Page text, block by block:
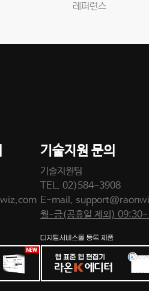
레퍼런스
기술지원 문의
기술지원팀
TEL. 02)584-3908
E-mail.
월-금(공휴일 제외)